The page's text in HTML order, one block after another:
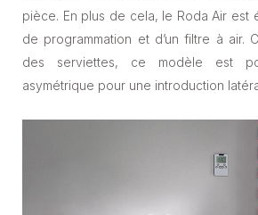
pièce. En plus de cela, le Roda Air est
de programmation et d’un filtre à air.
des serviettes, ce modèle est
asymétrique pour une introduction